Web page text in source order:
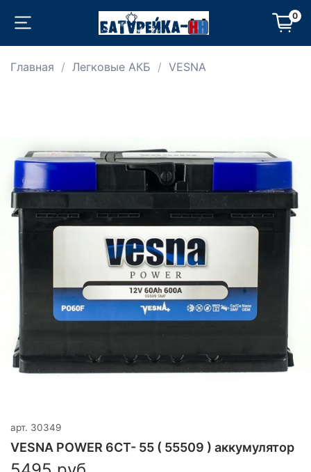
0
Главная Легковые АКБ VESNA
арт. 30349
VESNA POWER 6CT- 55 ( 55509 ) аккумулятор